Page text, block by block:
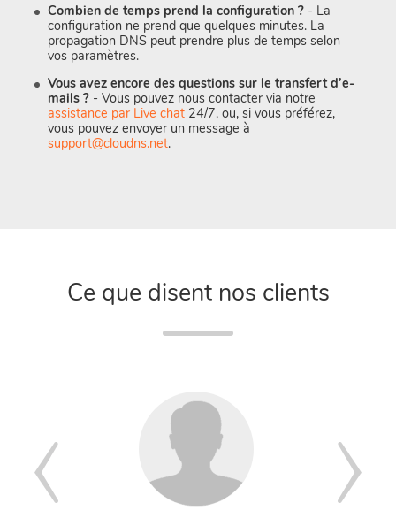
Combien de temps prend la configuration ? - La
configuration ne prend que quelques minutes. La
propagation DNS peut prendre plus de temps selon
vos paramètres.
Vous avez encore des questions sur le transfert d’e-
mails ? - Vous pouvez nous contacter via notre
assistance par Live chat 24/7, ou, si vous préférez,
vous pouvez envoyer un message à
support@cloudns.net.
Ce que disent nos clients